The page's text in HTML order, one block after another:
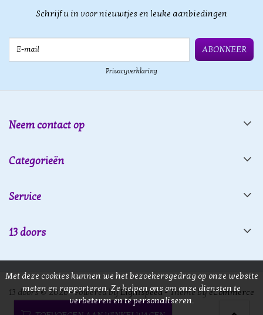
Schrijf u in voor nieuwtjes en leuke aanbiedingen
ABONNEER
Privacyverklaring
Neem contact op
Categorieën
Service
13 doors
13 doors © 2026 - Powered byLightspeed - Theme byeCommerce
Pro
Met deze cookies kunnen we het bezoekersgedrag op onze website
meten en rapporteren. Ze helpen ons om onze diensten te
verbeteren en te personaliseren.